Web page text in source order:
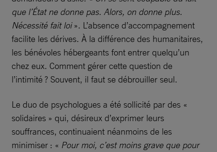
que l’État ne donne pas. Alors, on donne plus.
Nécessité fait loi». L’absence d’accompagnement
facilite les dérives. À la différence des humanitaires,
les bénévoles hébergeants font entrer quelqu’un
chez eux. Comment gérer cette question de
l’intimité ? Souvent, il faut se débrouiller seul.
Le duo de psychologues a été sollicité par des «
solidaires » qui, désireux d’exprimer leurs
souffrances, continuaient néanmoins de les
minimiser : « Pour moi, c’est moins grave que pour